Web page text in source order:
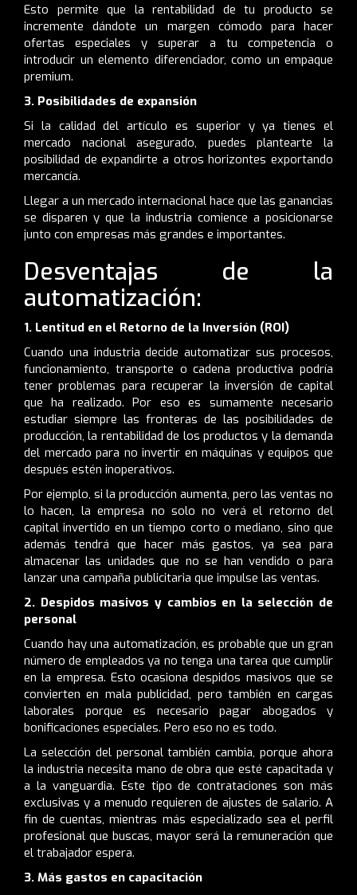
Esto permite que la rentabilidad de tu producto se
incremente dándote un margen cómodo para hacer
ofertas especiales y superar a tu competencia o
introducir un elemento diferenciador, como un empaque
premium.
3. Posibilidades de expansión
Si la calidad del artículo es superior y ya tienes el
mercado nacional asegurado, puedes plantearte la
posibilidad de expandirte a otros horizontes exportando
mercancía.
Llegar a un mercado internacional hace que las ganancias
se disparen y que la industria comience a posicionarse
junto con empresas más grandes e importantes.
Desventajas de la
automatización:
1. Lentitud en el Retorno de la Inversión (ROI)
Cuando una industria decide automatizar sus procesos,
funcionamiento, transporte o cadena productiva podría
tener problemas para recuperar la inversión de capital
que ha realizado. Por eso es sumamente necesario
estudiar siempre las fronteras de las posibilidades de
producción, la rentabilidad de los productos y la demanda
del mercado para no invertir en máquinas y equipos que
después estén inoperativos.
Por ejemplo, si la producción aumenta, pero las ventas no
lo hacen, la empresa no solo no verá el retorno del
capital invertido en un tiempo corto o mediano, sino que
además tendrá que hacer más gastos, ya sea para
almacenar las unidades que no se han vendido o para
lanzar una campaña publicitaria que impulse las ventas.
2. Despidos masivos y cambios en la selección de
personal
Cuando hay una automatización, es probable que un gran
número de empleados ya no tenga una tarea que cumplir
en la empresa. Esto ocasiona despidos masivos que se
convierten en mala publicidad, pero también en cargas
laborales porque es necesario pagar abogados y
bonificaciones especiales. Pero eso no es todo.
La selección del personal también cambia, porque ahora
la industria necesita mano de obra que esté capacitada y
a la vanguardia. Este tipo de contrataciones son más
exclusivas y a menudo requieren de ajustes de salario. A
fin de cuentas, mientras más especializado sea el perfil
profesional que buscas, mayor será la remuneración que
el trabajador espera.
3. Más gastos en capacitación